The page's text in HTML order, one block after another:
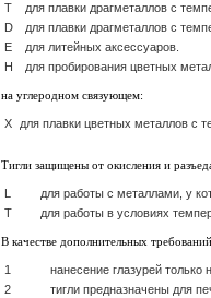
T
для плавки драгметаллов с
D
для плавки драгметаллов с
E
для литейных аксессуаров.
H
для пробирования цветных
на углеродном связующем:
X для плавки цветных металлов с
Тигли защищены от окисления и
для работы с металлами, у
T
для работы в условиях
В качестве дополнительных
1
нанесение глазурей только
2
тигли предназначены для